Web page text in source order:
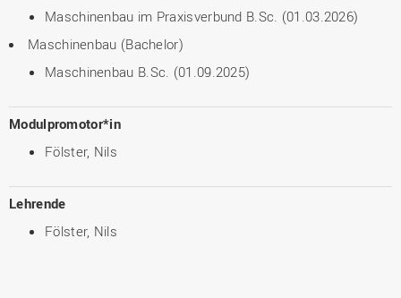
Maschinenbau im Praxisverbund B.Sc. (01.03.2026)
Maschinenbau (Bachelor)
Maschinenbau B.Sc. (01.09.2025)
Modulpromotor*in
Fölster, Nils
Lehrende
Fölster, Nils